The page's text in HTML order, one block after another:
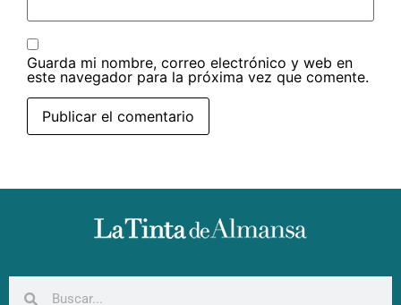
Guarda mi nombre, correo electrónico y web en
este navegador para la próxima vez que comente.